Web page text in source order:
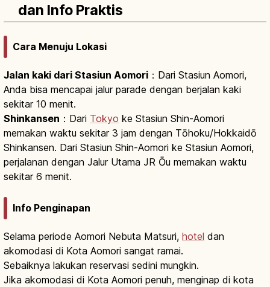
dan Info Praktis
Cara Menuju Lokasi
Jalan kaki dari Stasiun Aomori ：Dari Stasiun Aomori,
Anda bisa mencapai jalur parade dengan berjalan kaki
sekitar 10 menit.
Shinkansen ：Dari Tokyo ke Stasiun Shin-Aomori
memakan waktu sekitar 3 jam dengan Tōhoku/Hokkaidō
Shinkansen. Dari Stasiun Shin-Aomori ke Stasiun Aomori,
perjalanan dengan Jalur Utama JR Ōu memakan waktu
sekitar 6 menit.
Info Penginapan
Selama periode Aomori Nebuta Matsuri, hotel dan
akomodasi di Kota Aomori sangat ramai.
Sebaiknya lakukan reservasi sedini mungkin.
Jika akomodasi di Kota Aomori penuh, menginap di kota